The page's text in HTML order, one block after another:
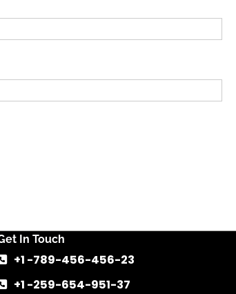
In Touch
+1 -789-456-456-23
+1 -259-654-951-37